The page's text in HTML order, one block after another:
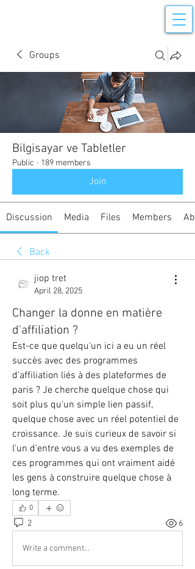
Groups
Bilgisayar ve Tabletler
Public · 189 members
Join
Discussion Media Files Members
Back
jiop tret
April 28, 2025
Changer la donne en matière
d'affiliation ?
Est-ce que quelqu'un ici a eu un réel
succès avec des programmes
d'affiliation liés à des plateformes de
paris ? Je cherche quelque chose qui
soit plus qu'un simple lien passif,
quelque chose avec un réel potentiel de
croissance. Je suis curieux de savoir si
l'un d'entre vous a vu des exemples de
ces programmes qui ont vraiment aidé
les gens à construire quelque chose à
long terme.
0
2 6
Write a comment...